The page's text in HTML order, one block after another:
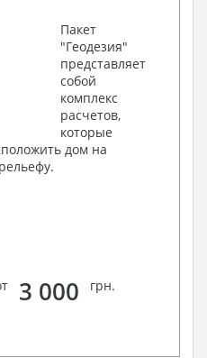
Пакет
"Геодезия"
представляет
собой
комплекс
расчетов,
которые
дом на
3 000 грн.